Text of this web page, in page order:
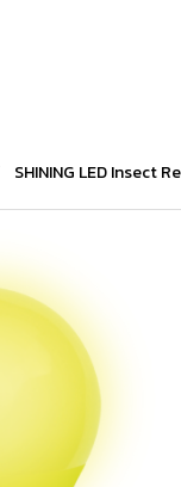
SHINING LED Insect